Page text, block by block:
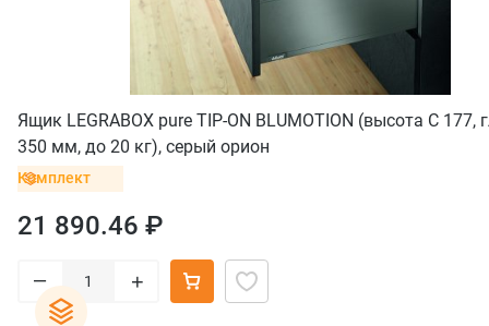
Ящик LEGRABOX pure TIP-ON BLUMOTION (высота C 177,
350 мм, до 20 кг), серый орион
Комплект
21 890.46 ₽
– +